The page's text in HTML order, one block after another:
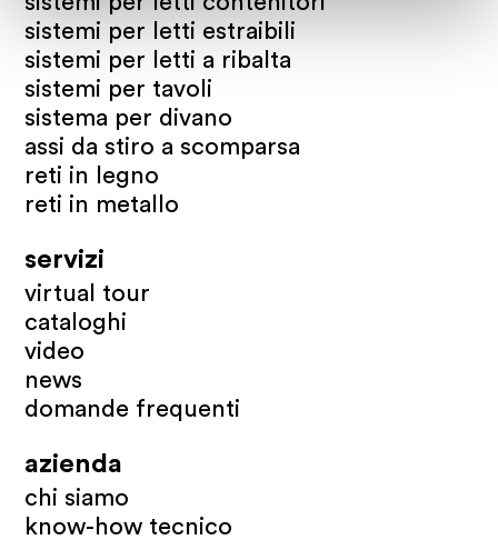
sistemi per letti estraibili
sistemi per letti a ribalta
sistemi per tavoli
sistema per divano
assi da stiro a scomparsa
reti in legno
reti in metallo
servizi
virtual tour
cataloghi
video
news
domande frequenti
azienda
chi siamo
know-how tecnico